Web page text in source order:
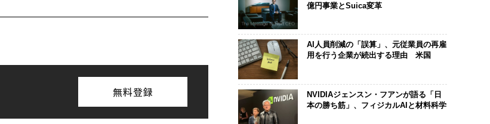
無料登録
億円事業とSuica変革
AI人員削減の「誤算」、元従業員の再雇
用を行う企業が続出する理由 米国
NVIDIAジェンスン・フアンが語る「日
本の勝ち筋」、フィジカルAIと材料科学